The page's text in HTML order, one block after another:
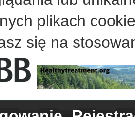
plikach
się na